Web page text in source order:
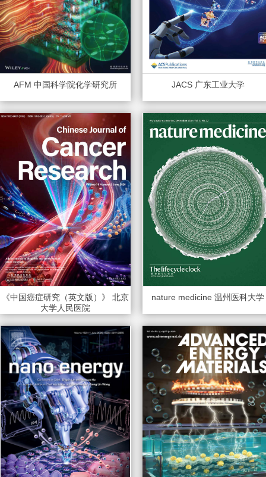
AFM 中国科学院化学研究所 JACS 广东工业大学
《中国癌症研究（英文版）》 北京
大学人民医院
nature medicine 温州医科大学